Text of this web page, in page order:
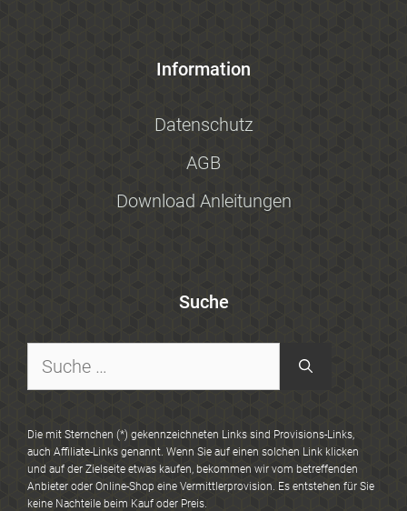
Information
Datenschutz
AGB
Download Anleitungen
Suche
Suche
nach:
Die mit Sternchen (*) gekennzeichneten Links sind Provisions-Links,
auch Affiliate-Links genannt. Wenn Sie auf einen solchen Link klicken
und auf der Zielseite etwas kaufen, bekommen wir vom betreffenden
Anbieter oder Online-Shop eine Vermittlerprovision. Es entstehen für Sie
keine Nachteile beim Kauf oder Preis.